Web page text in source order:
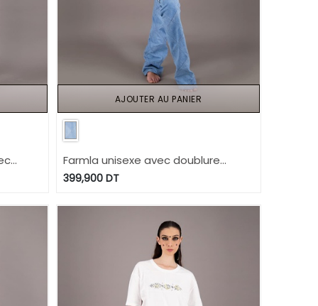
Farmla unisexe avec doublure
matelassé en jeans UPCYCLING
2024
399,900DT
AJOUTER AU PANIER